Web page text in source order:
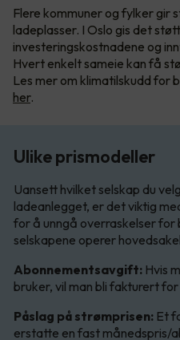
Flere kommuner og fylker gir
ladeplasser. I Oslo gis det
investeringskostnadene og
Hvert enkelt sameie kan få
Les mer om klimatilskudd for
her.
Ulike prismodeller
Uansett hvilket selskap du
ladeanlegget, er det viktig
for å unngå overraskelser for
selskapene operer
Abonnementsavgift: Hvis
bruker, vil man bli fakturert
Påslag på strømprisen: Et
erstatte en fast månedspris/